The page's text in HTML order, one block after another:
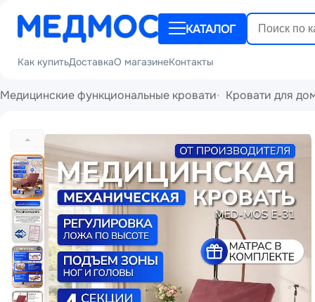
КАТАЛОГ
Как купитьДоставкаО магазинеКонтакты
Медицинские функциональные кровати Кровати для